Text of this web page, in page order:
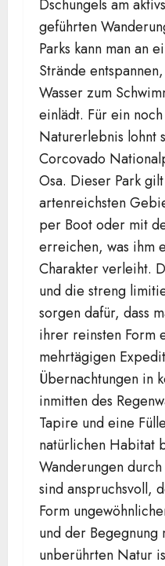
Dschungels am
geführten
Parks kann man an
Strände
Wasser zum
einlädt. Für ein
Naturerlebnis lohnt
Corcovado
Osa. Dieser Park
artenreichsten
per Boot oder mit
erreichen, was ihm
Charakter verleiht.
und die streng
sorgen dafür, dass
ihrer reinsten Form
mehrtägigen
Übernachtungen in
inmitten des
Tapire und eine
natürlichen Habitat
Wanderungen
sind anspruchsvoll,
Form
und der
unberührten Natur